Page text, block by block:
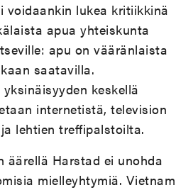
voidaankin lukea kritiikkinä
apua yhteiskunta
apu on vääränlaista
saatavilla.
keskellä
internetistä, television
lehtien treffipalstoilta.
äärellä Harstad ei unohda
mielleyhtymiä. Vietnam